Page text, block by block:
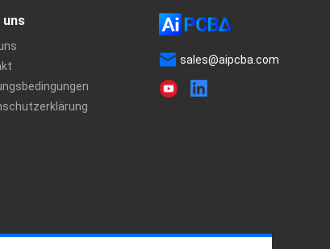
uns
sales@aipcba.com